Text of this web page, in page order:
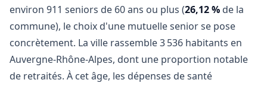
environ 911 seniors de 60 ans ou plus (26,12 % de la
commune), le choix d'une mutuelle senior se pose
concrètement. La ville rassemble 3 536 habitants en
Auvergne-Rhône-Alpes, dont une proportion notable
de retraités. À cet âge, les dépenses de santé